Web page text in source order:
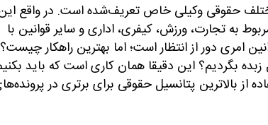
مختلف حقوقی وکیلی خاص تعریف‌شده است. در واقع
به تجارت، ورزش، کیفری، اداری و سایر قوانین با
امری دور از انتظار است؛ اما بهترین راهکار چیست؟
بگردیم؟ این دقیقا همان کاری است که باید
از بالاترین پتانسیل حقوقی برای برتری در